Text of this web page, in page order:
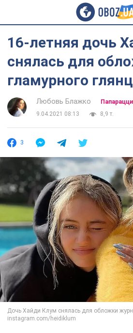
16-летняя дочь
снялась для
гламурного
Любовь Блажко
Папарацци
9.04.2021 08:13
8,9 т.
3